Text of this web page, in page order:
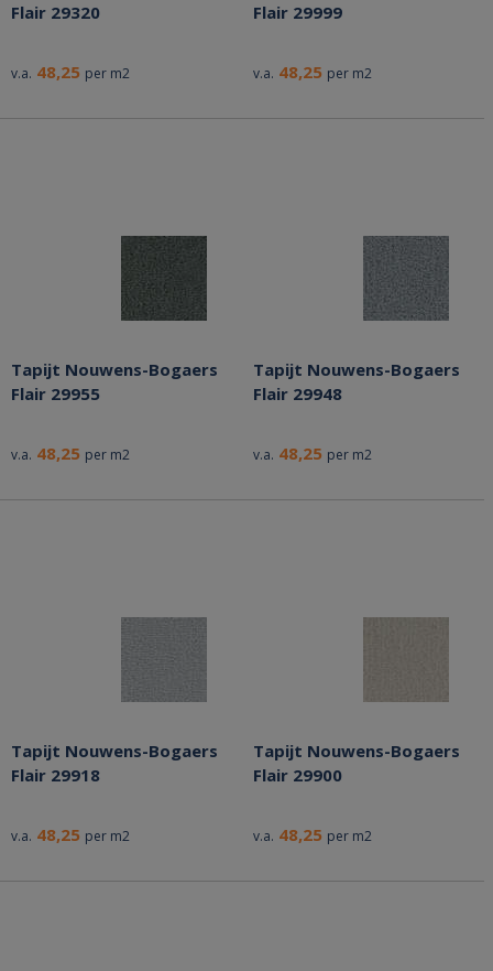
Flair 29320
v.a. 48,25 per m2
Flair 29999
v.a. 48,25 per m2
Tapijt Nouwens-Bogaers
Flair 29955
v.a. 48,25 per m2
Tapijt Nouwens-Bogaers
Flair 29948
v.a. 48,25 per m2
Tapijt Nouwens-Bogaers
Flair 29918
v.a. 48,25 per m2
Tapijt Nouwens-Bogaers
Flair 29900
v.a. 48,25 per m2